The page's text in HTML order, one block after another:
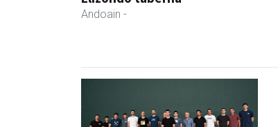
Andoain -